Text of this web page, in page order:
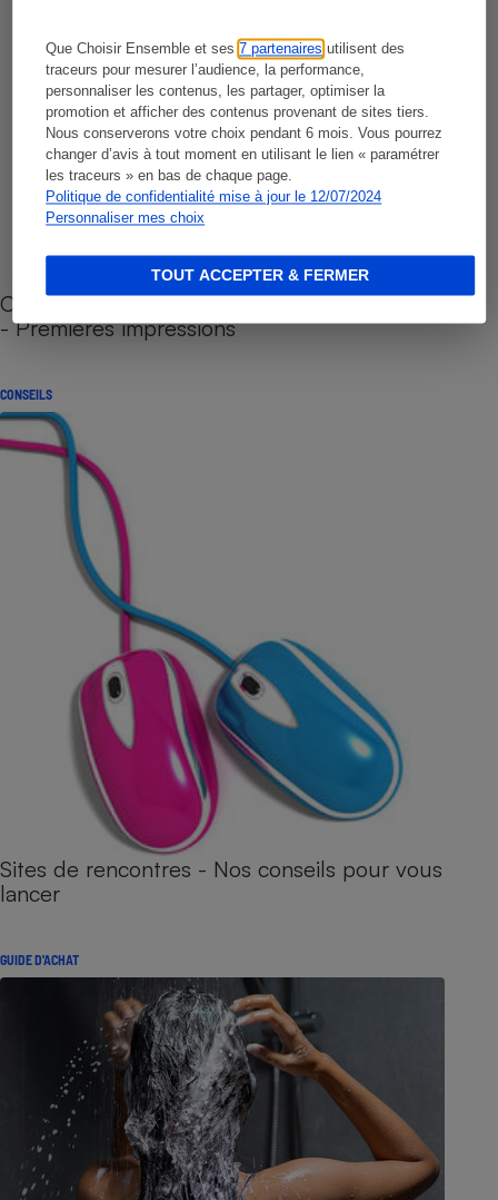
Que Choisir Ensemble et ses7 partenaires utilisent des
traceurs pour mesurer l’audience, la performance,
personnaliser les contenus, les partager, optimiser la
promotion et afficher des contenus provenant de sites tiers.
Nous conserverons votre choix pendant 6 mois. Vous pourrez
changer d’avis à tout moment en utilisant le lien « paramétrer
les traceurs » en bas de chaque page.
Politique de confidentialité mise à jour le 12/07/2024
Personnaliser mes choix
TOUT ACCEPTER & FERMER
Cafetière à capsules zéro déchet CoffeeB (vidéo)
- Premières impressions
CONSEILS
Sites de rencontres - Nos conseils pour vous
lancer
GUIDE D'ACHAT